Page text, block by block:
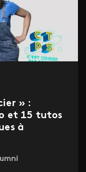
» :
et 15 tutos
à